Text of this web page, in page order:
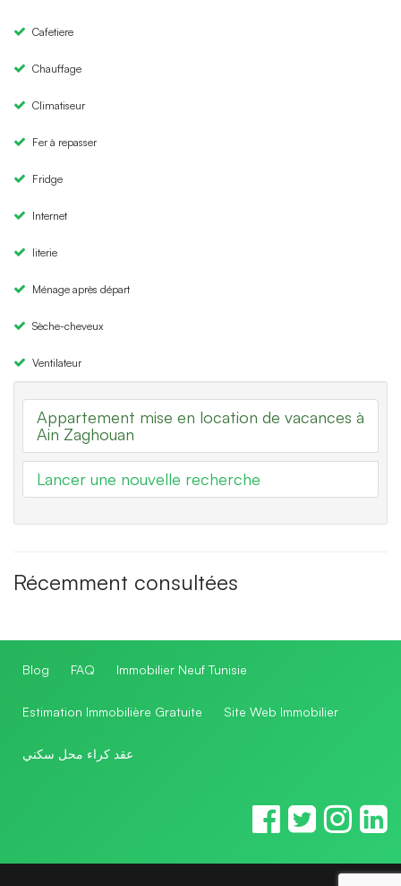
Cafetiere
Chauffage
Climatiseur
Fer à repasser
Fridge
Internet
literie
Ménage après départ
Sèche-cheveux
Ventilateur
Appartement mise en location de vacances à
Ain Zaghouan
Lancer une nouvelle recherche
Récemment consultées
Blog FAQ Immobilier Neuf Tunisie
Estimation Immobilière Gratuite Site Web Immobilier
عقد كراء محل سكني